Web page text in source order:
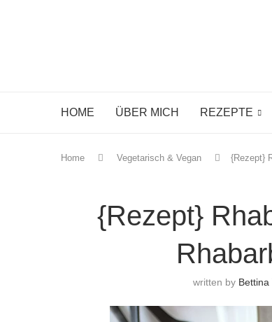
HOME ÜBER MICH REZEPTE
Home Vegetarisch & Vegan {Rezept}
{Rezept}
written by Bettina